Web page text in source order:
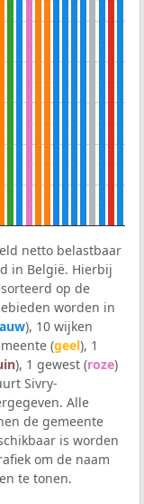
netto belastbaar
in België. Hierbij
op de
worden in
), 10 wijken
(geel), 1
), 1 gewest (roze)
Sivry-
Alle
de gemeente
is worden
om de naam
te tonen.